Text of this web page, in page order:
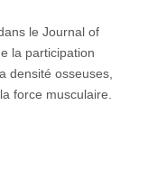
le Journal of
la participation
densité osseuses,
force musculaire.